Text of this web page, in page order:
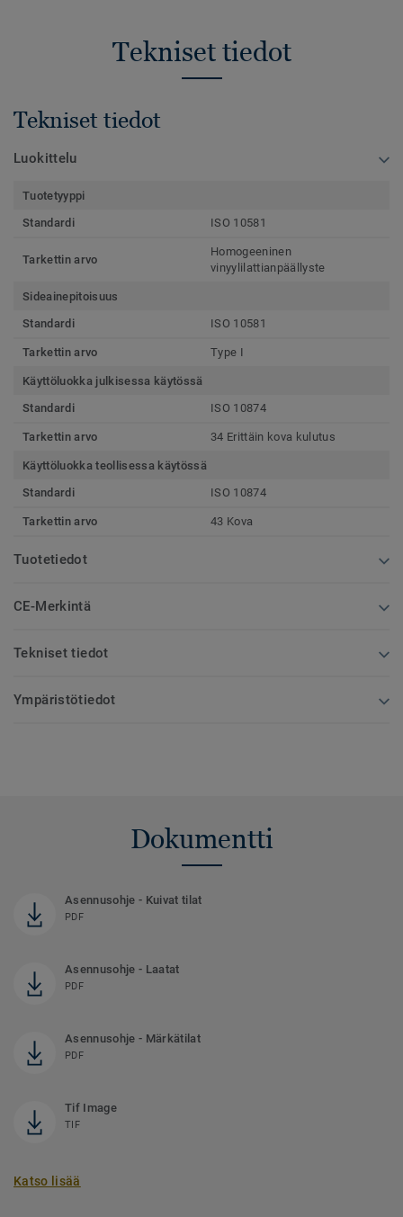
Tekniset tiedot
Tekniset tiedot
Luokittelu
Tuotetyyppi
Standardi
ISO 10581
Tarkettin arvo
Homogeeninen
vinyylilattianpäällyste
Sideainepitoisuus
Standardi
ISO 10581
Tarkettin arvo Type I
Käyttöluokka julkisessa käytössä
Standardi
ISO 10874
Tarkettin arvo 34 Erittäin kova kulutus
Käyttöluokka teollisessa käytössä
Standardi
ISO 10874
Tarkettin arvo 43 Kova
Tuotetiedot
CE-Merkintä
Tekniset tiedot
Ympäristötiedot
Dokumentti
Asennusohje - Kuivat tilat
PDF
Asennusohje - Laatat
PDF
Asennusohje - Märkätilat
PDF
Tif Image
TIF
Katso lisää